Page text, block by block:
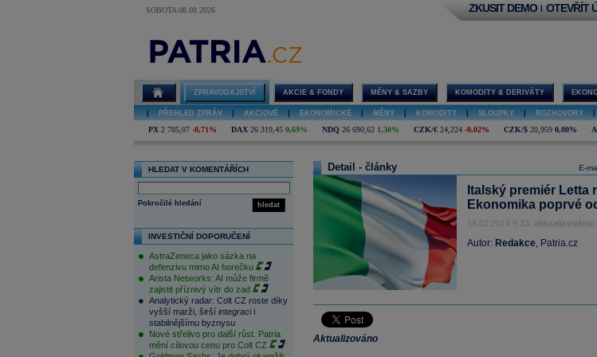
SOBOTA 08.08.2026 ZKUSIT DEMO | OTEVŘÍT
ZPRAVODAJSTVÍ AKCIE & FONDY MĚNY & SAZBY KOMODITY & DERIVÁTY
PŘEHLED ZPRÁV AKCIOVÉ EKONOMICKÉ MĚNY KOMODITY SLOUPKY ROZHOVORY
PX 2 785,07 -0,71% DAX 26 319,45 0,69% NDQ 26 690,62 1,30% CZK/€ 24,224 -0,02% CZK/$ 20,959 0,00%
HLEDAT V KOMENTÁŘÍCH
hledat
Pokročilé hledání
INVESTIČNÍ DOPORUČENÍ
AstraZeneca jako sázka na
defenzivu mimo AI horečku
Arista Networks: AI může firmě
zajistit příznivý vítr do zad
Analytický radar: Colt CZ roste díky
vyšší marži, širší integraci i
stabilnějšímu byznysu
Nové střelivo pro další růst. Patria
mění cílovou cenu pro Colt CZ
E-
Detail - články
Italský premiér Letta
Ekonomika poprvé
14.02.2014 9:33, aktualizováno:
Autor: Redakce, Patria.cz
Aktualizováno